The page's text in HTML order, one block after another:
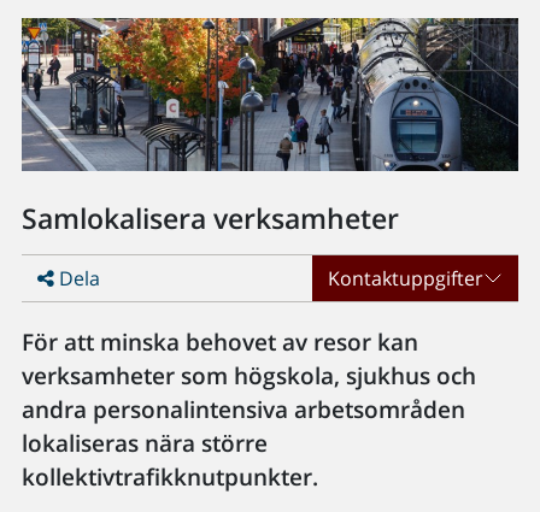
Samlokalisera verksamheter
Dela Kontaktuppgifter
För att minska behovet av resor kan
verksamheter som högskola, sjukhus och
andra personalintensiva arbetsområden
lokaliseras nära större
kollektivtrafikknutpunkter.